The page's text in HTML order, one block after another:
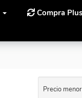
Compra Plus
Precio